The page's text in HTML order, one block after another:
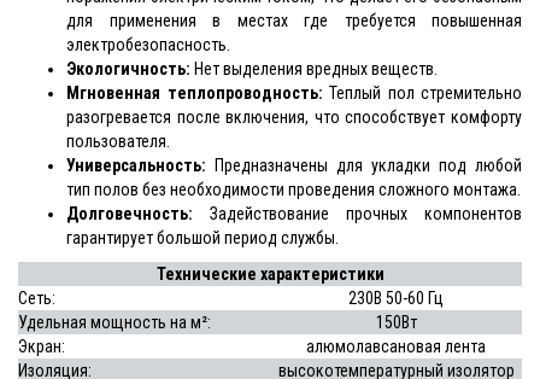
для применения в местах где требуется повышенная
электробезопасность.
Экологичность: Нет выделения вредных веществ.
Мгновенная теплопроводность: Теплый пол стремительно
разогревается после включения, что способствует комфорту
пользователя.
Универсальность: Предназначены для укладки под любой
тип полов без необходимости проведения сложного монтажа.
Долговечность: Задействование прочных компонентов
гарантирует большой период службы.
Технические характеристики
Сеть:
230В 50-60 Гц
Удельная мощность на м²:
150Вт
Экран:
алюмолавсановая лента
Изоляция:
высокотемпературный изолятор